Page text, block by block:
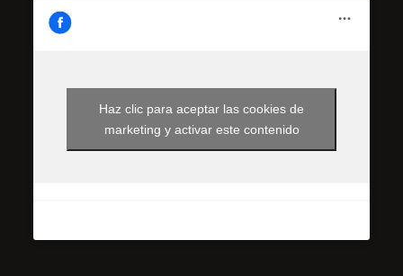
Haz clic para aceptar las cookies de
marketing y activar este contenido